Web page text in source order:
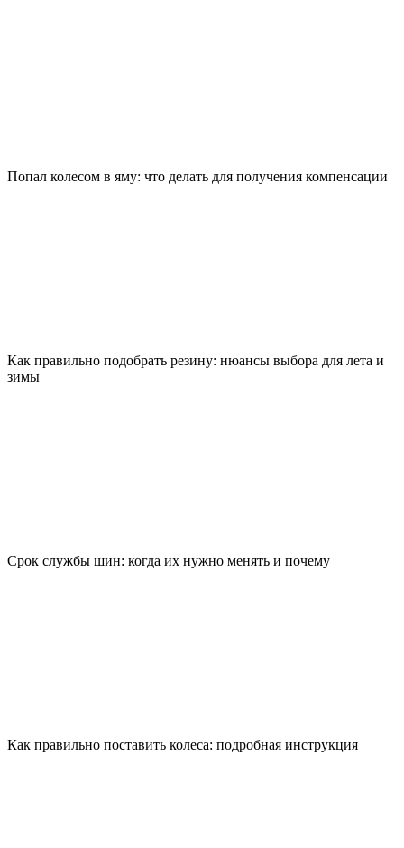
Попал колесом в яму: что делать для получения компенсации
Как правильно подобрать резину: нюансы выбора для лета и
зимы
Срок службы шин: когда их нужно менять и почему
Как правильно поставить колеса: подробная инструкция